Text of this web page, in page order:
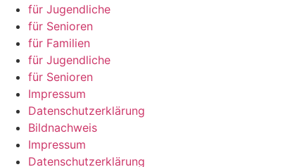
für Jugendliche
für Senioren
für Familien
für Jugendliche
für Senioren
Impressum
Datenschutzerklärung
Bildnachweis
Impressum
Datenschutzerklärung